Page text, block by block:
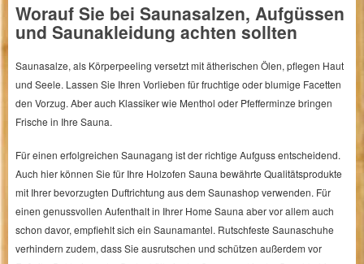
Worauf Sie bei Saunasalzen, Aufgüssen
und Saunakleidung achten sollten
Saunasalze, als Körperpeeling versetzt mit ätherischen Ölen, pflegen Haut
und Seele. Lassen Sie Ihren Vorlieben für fruchtige oder blumige Facetten
den Vorzug. Aber auch Klassiker wie Menthol oder Pfefferminze bringen
Frische in Ihre Sauna.
Für einen erfolgreichen Saunagang ist der richtige Aufguss entscheidend.
Auch hier können Sie für Ihre Holzofen Sauna bewährte Qualitätsprodukte
mit Ihrer bevorzugten Duftrichtung aus dem Saunashop verwenden. Für
einen genussvollen Aufenthalt in Ihrer Home Sauna aber vor allem auch
schon davor, empfiehlt sich ein Saunamantel. Rutschfeste Saunaschuhe
verhindern zudem, dass Sie ausrutschen und schützen außerdem vor